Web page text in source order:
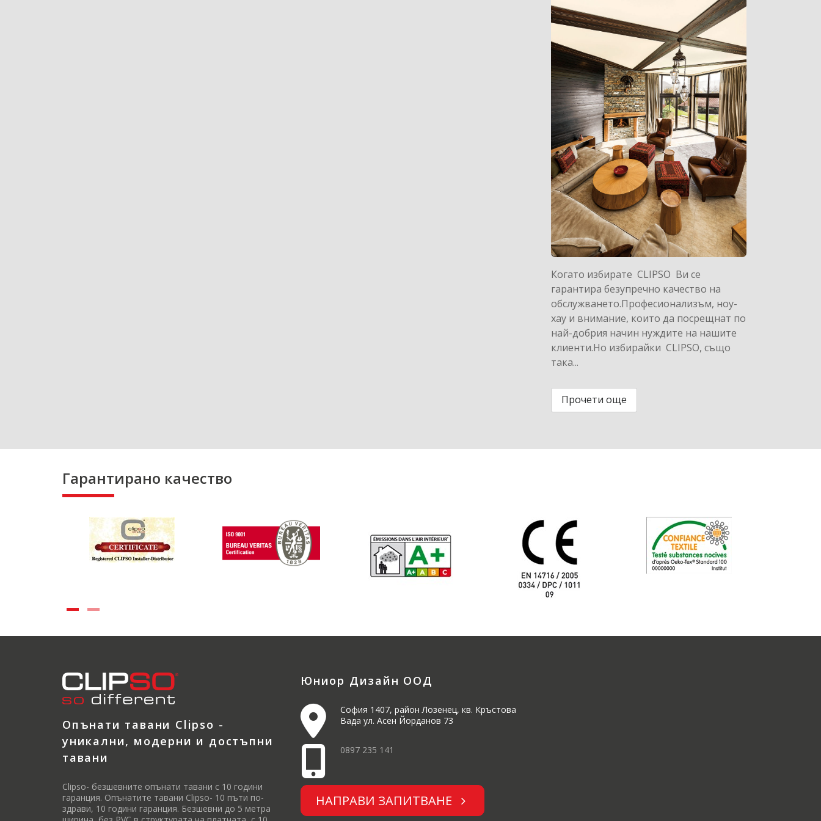
Когато избирате CLIPSO Ви се
гарантира безупречно качество на
обслужването.Професионализъм, ноу-
хау и внимание, които да посрещнат по
най-добрия начин нуждите на нашите
клиенти.Но избирайки CLIPSO, също
така...
Прочети още
Гарантирано качество
Опънати тавани Clipso -
уникални, модерни и достъпни
тавани
Clipso- безшевните опънати тавани с 10 години
гаранция. Опънатите тавани Clipso- 10 пъти по-
здрави, 10 години гаранция. Безшевни до 5 метра
Юниор Дизайн ООД
София 1407, район Лозенец, кв. Кръстова
Вада ул. Асен Йорданов 73
0897 235 141
НАПРАВИ ЗАПИТВАНЕ